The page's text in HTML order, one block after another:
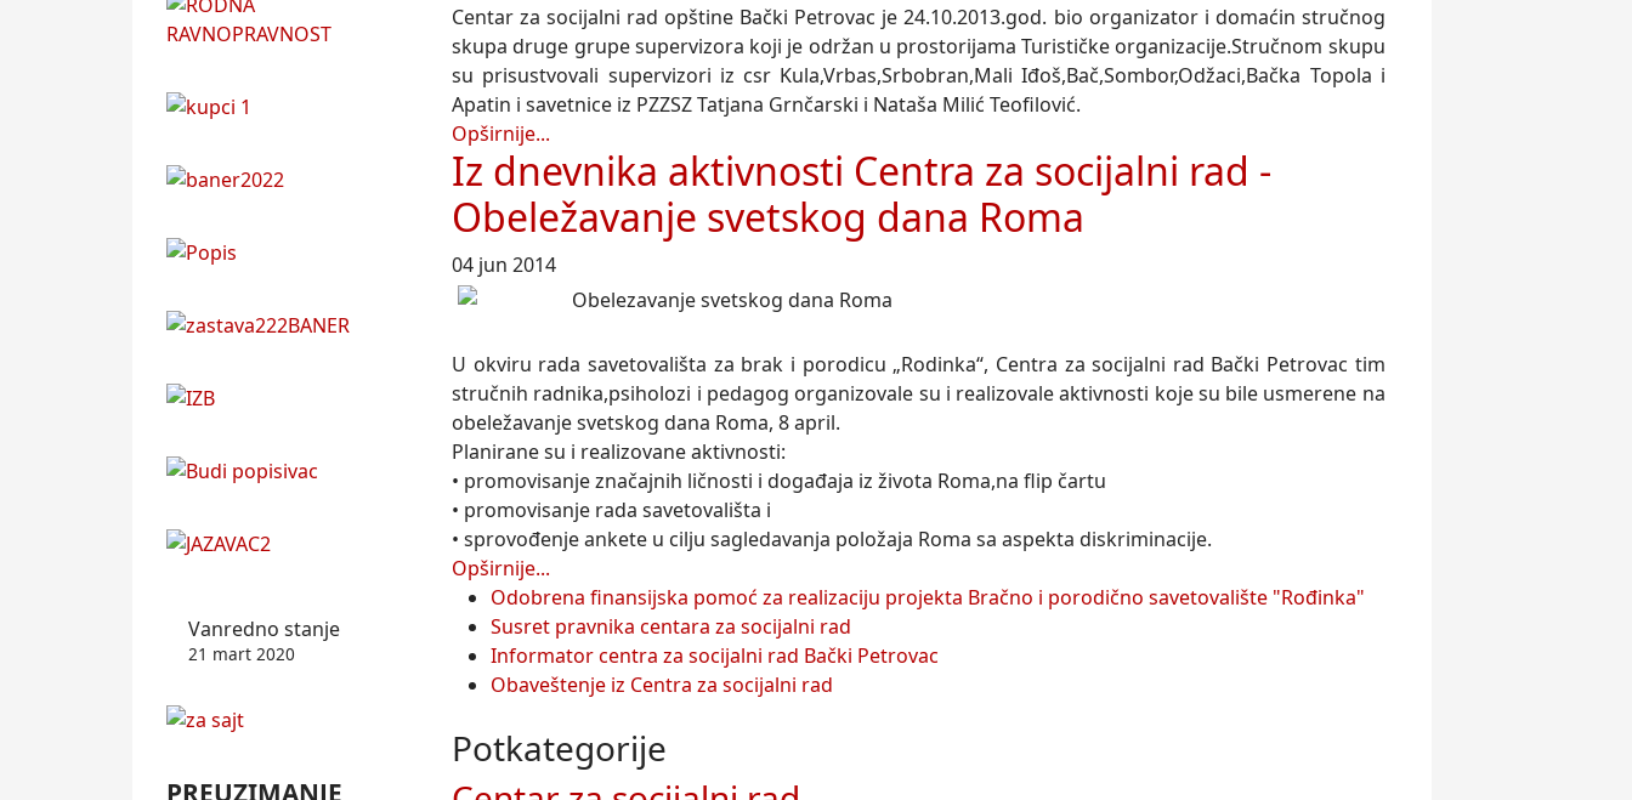
Vanredno stanje
21 mart 2020
PREUZIMANJE
Centar za socijalni rad opštine Bački Petrovac je 24.10.2013.god. bio organizator i domaćin stručnog
skupa druge grupe supervizora koji je održan u prostorijama Turističke organizacije.Stručnom skupu
su prisustvovali supervizori iz csr Kula,Vrbas,Srbobran,Mali Iđoš,Bač,Sombor,Odžaci,Bačka Topola i
Apatin i savetnice iz PZZSZ Tatjana Grnčarski i Nataša Milić Teofilović.
Opširnije...
Iz dnevnika aktivnosti Centra za socijalni rad -
Obeležavanje svetskog dana Roma
04 jun 2014
U okviru rada savetovališta za brak i porodicu „Rodinka“, Centra za socijalni rad Bački Petrovac tim
stručnih radnika,psiholozi i pedagog organizovale su i realizovale aktivnosti koje su bile usmerene na
obeležavanje svetskog dana Roma, 8 april.
Planirane su i realizovane aktivnosti:
• promovisanje značajnih ličnosti i događaja iz života Roma,na flip čartu
• promovisanje rada savetovališta i
• sprovođenje ankete u cilju sagledavanja položaja Roma sa aspekta diskriminacije.
Opširnije...
Odobrena finansijska pomoć za realizaciju projekta Bračno i porodično savetovalište "Rođinka"
Susret pravnika centara za socijalni rad
Informator centra za socijalni rad Bački Petrovac
Obaveštenje iz Centra za socijalni rad
Potkategorije